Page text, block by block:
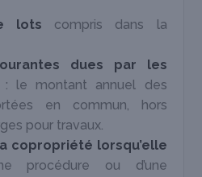
lots compris dans la
dues par les
: le montant annuel des
en commun, hors
pour travaux.
copropriété lorsqu’elle
procédure ou d’une